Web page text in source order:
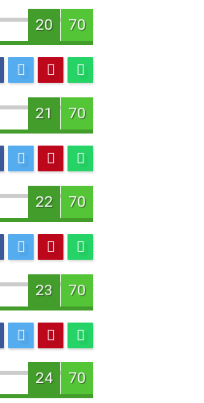
20 70
21 70
22 70
23 70
24 70